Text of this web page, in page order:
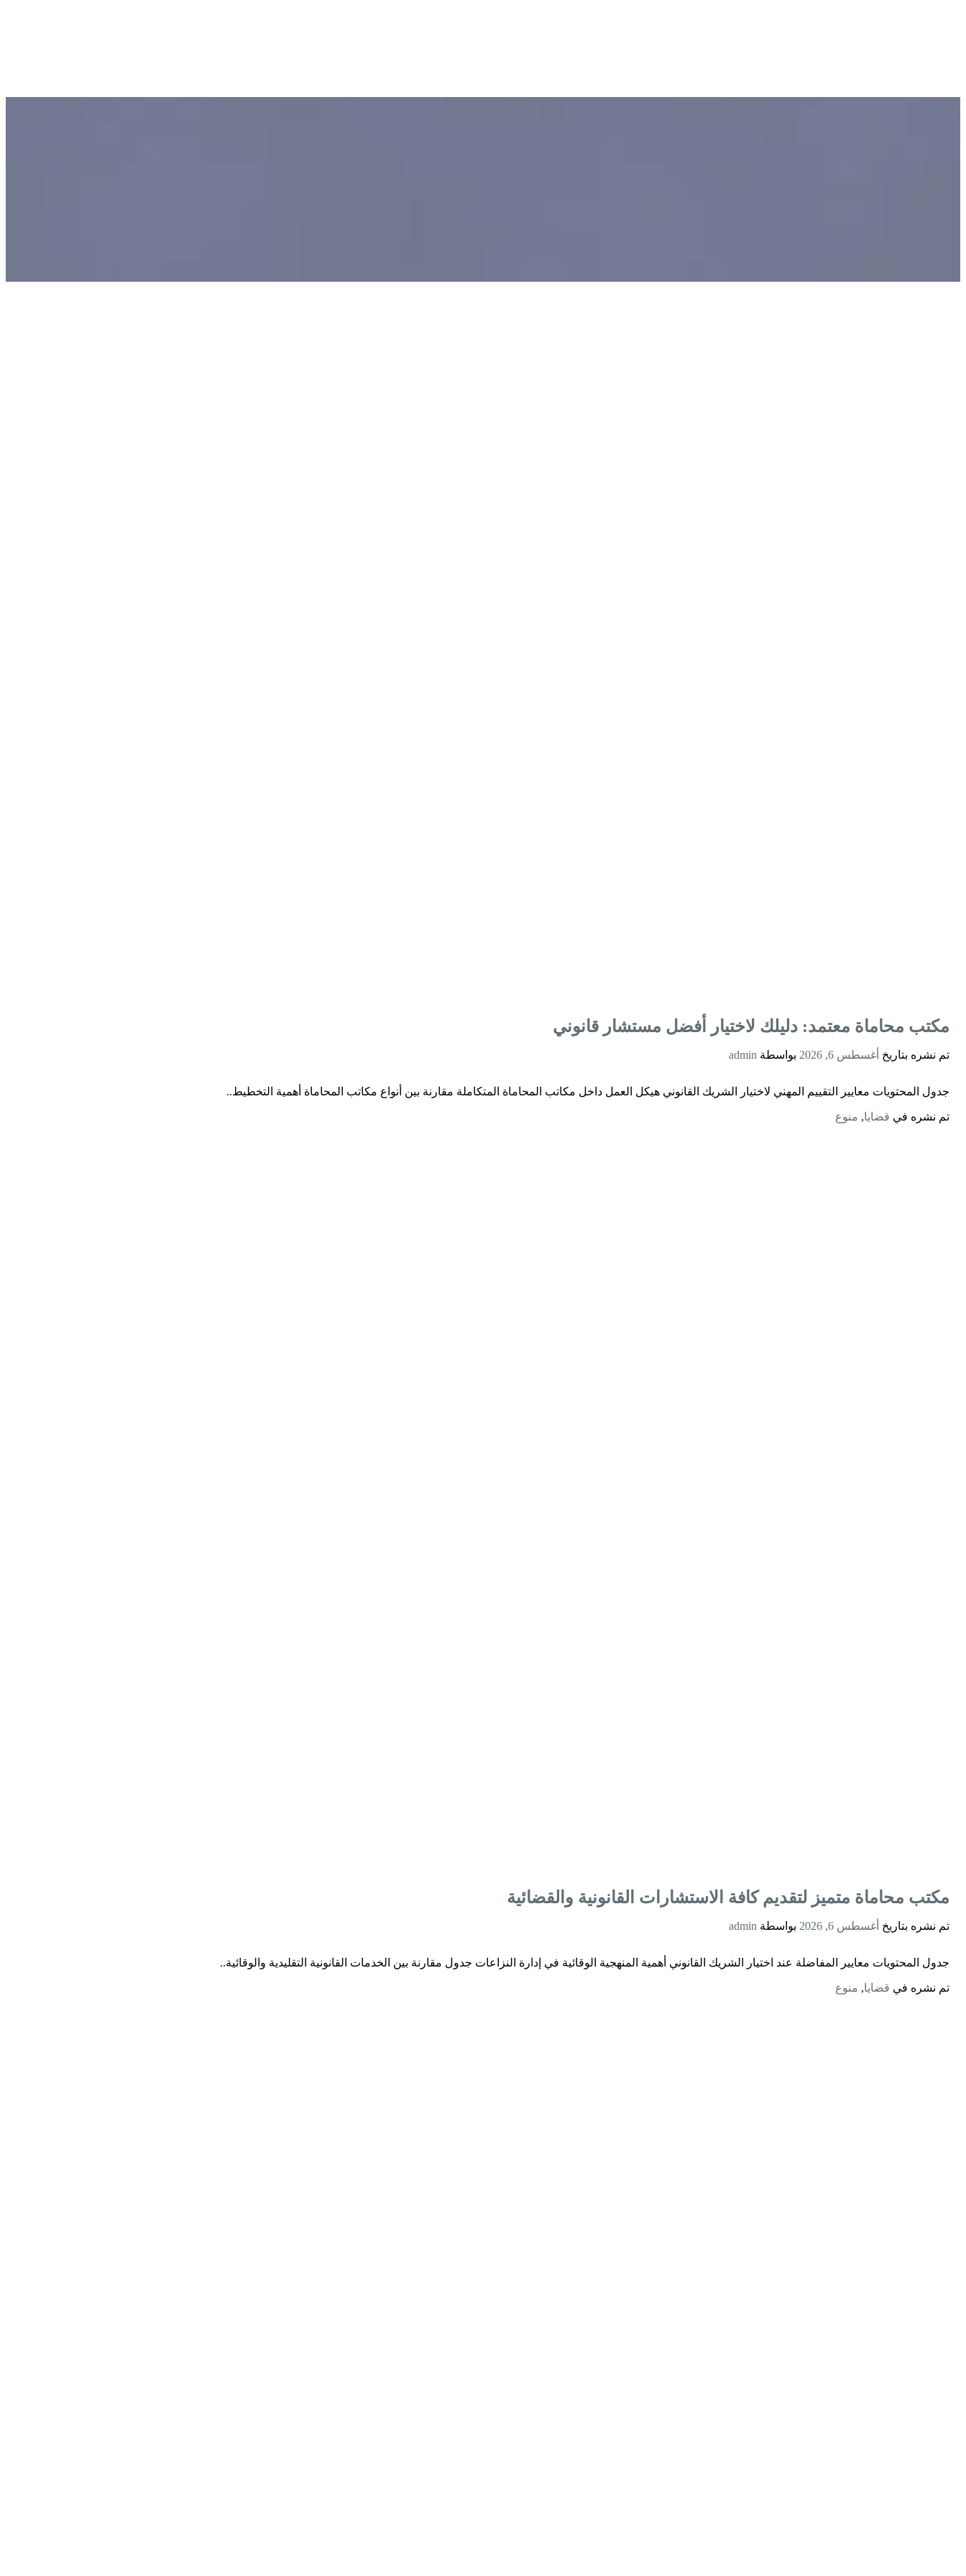
مكتب محاماة معتمد: دليلك لاختيار أفضل مستشار قانوني
تم نشره بتاريخ أغسطس 6, 2026 بواسطة admin
جدول المحتويات معايير التقييم المهني لاختيار الشريك القانوني هيكل العمل داخل مكاتب المحاماة المتكاملة مقارنة بين أنواع مكاتب المحاماة أهمية التخطيط..
تم نشره في قضايا, منوع
مكتب محاماة متميز لتقديم كافة الاستشارات القانونية والقضائية
تم نشره بتاريخ أغسطس 6, 2026 بواسطة admin
جدول المحتويات معايير المفاضلة عند اختيار الشريك القانوني أهمية المنهجية الوقائية في إدارة النزاعات جدول مقارنة بين الخدمات القانونية التقليدية والوقائية..
تم نشره في قضايا, منوع